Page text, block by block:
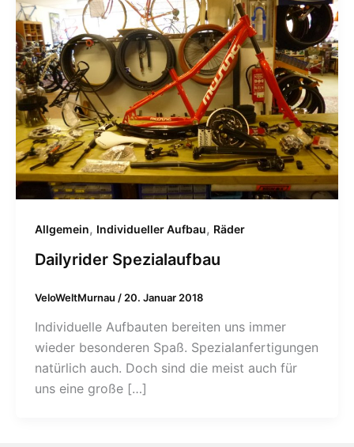
Allgemein, Individueller Aufbau, Räder
Dailyrider Spezialaufbau
VeloWeltMurnau / 20. Januar 2018
Individuelle Aufbauten bereiten uns immer
wieder besonderen Spaß. Spezialanfertigungen
natürlich auch. Doch sind die meist auch für
uns eine große […]